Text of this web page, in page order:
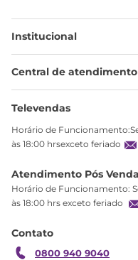
Institucional
Minha Conta
Meus pedidos
Troca
Garantia
Central de atendimento
Ajuda
Televendas
Horário de
às 18:00 hrsexceto feriado
Atendimento Pós
Horário de Funcionamento:
às 18:00 hrs exceto feriado
Contato
0800 940 9040